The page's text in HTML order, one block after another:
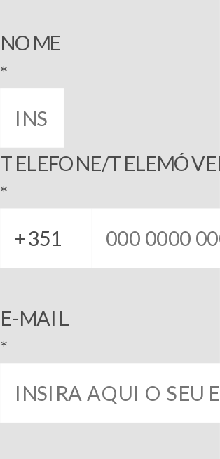
NOME
*
TELEFONE/
*
E-MAIL
*